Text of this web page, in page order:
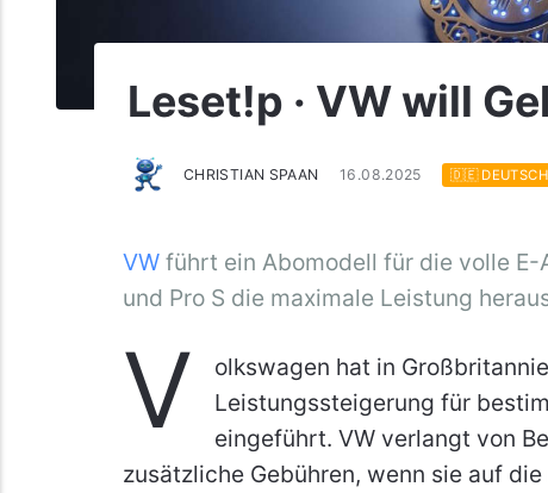
Leset!p · VW will
CHRISTIAN SPAAN 16.08.2025 🇩🇪
VWführt ein Abomodell für die volle E-
und Pro S die maximale Leistung
V
olkswagen hat in
Leistungssteigerung für
eingeführt. VW verlangt von
zusätzliche Gebühren, wenn sie auf